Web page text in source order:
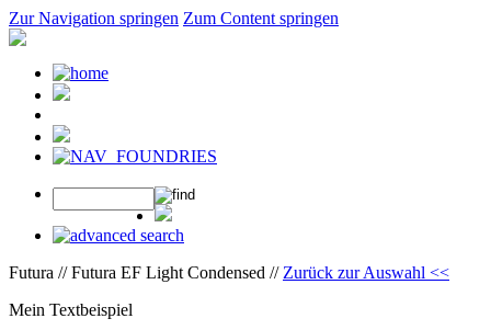
Zur Navigation springen Zum Content springen
Futura // Futura EF Light Condensed // Zurück zur Auswahl <<
Mein Textbeispiel